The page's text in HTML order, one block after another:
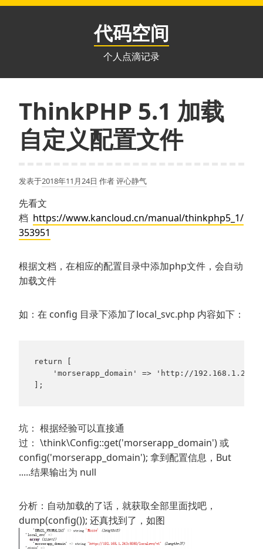
跳
代码空间
个人点滴记录
ThinkPHP 5.1 加载
自定义配置文件
发表于2018年11月24日 作者评心静气
先看文
档 https://www.kancloud.cn/manual/thinkphp5_1/
353951
根据文档，在相应的配置目录中添加php文件，会自动
加载文件
如：在 config 目录下添加了local_svc.php 内容如下：
return [
'morserapp_domain' => 'http://
坑： 根据经验可以直接通
过： \think\Config::get('morserapp_domain') 或
config('morserapp_domain'); 拿到配置信息，But
.....结果输出为 null
分析：自动加载的了话，就获取全部里面找吧，
dump(config()); 还真找到了，如图